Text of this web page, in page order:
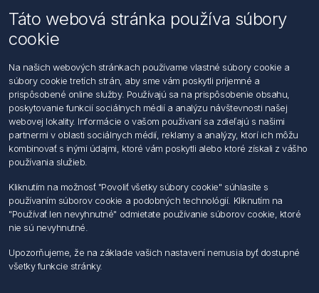
Email: office@foerch.sk
Kontaktujte nás
Informácie
Imprint
Vyhlásenie k ochrane údajov
Všeobecné dodacie a obchodné podmienky
Obchodný zástupca
Môj účet
Môj účet
Objednávky
Adresy
Táto webová stránka používa súbory
cookie
Na našich webových stránkach používame vlastné súbory cookie a
súbory cookie tretích strán, aby sme vám poskytli príjemné a
prispôsobené online služby. Používajú sa na prispôsobenie obsahu,
poskytovanie funkcií sociálnych médií a analýzu návštevnosti našej
webovej lokality. Informácie o vašom používaní sa zdieľajú s našimi
partnermi v oblasti sociálnych médií, reklamy a analýzy, ktorí ich môžu
kombinovať s inými údajmi, ktoré vám poskytli alebo ktoré získali z vášho
používania služieb.
Kliknutím na možnosť "Povoliť všetky súbory cookie" súhlasíte s
používaním súborov cookie a podobných technológií. Kliknutím na
"Používať len nevyhnutné" odmietate používanie súborov cookie, ktoré
nie sú nevyhnutné.
Upozorňujeme, že na základe vašich nastavení nemusia byť dostupné
všetky funkcie stránky.